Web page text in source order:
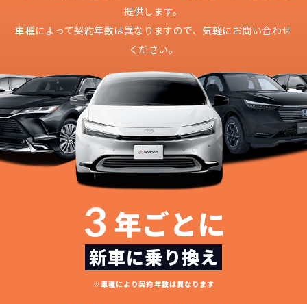
提供します。
車種によって契約年数は異なりますので、気軽にお問い合わせ
ください。
3 年ごとに
新車に乗り換え
※車種により契約年数は異なります